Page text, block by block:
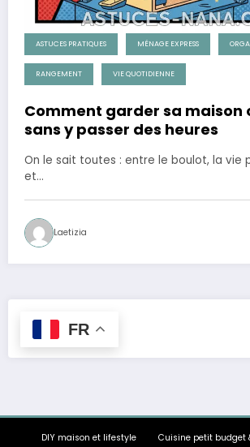
ASTUCES PRATIQUES MÉNAGE EXPRESS
RANGEMENT VIE QUOTIDIENNE
Comment garder sa maison
sans y passer des heures
On le sait toutes : entre le boulot, la vie
et…
Laetizia
FR
DIY maison et lifestyle
Cuisine petit budget